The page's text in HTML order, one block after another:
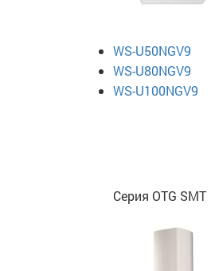
WS-U50NGV9
WS-U80NGV9
WS-U100NGV9
Серия OTG SMT